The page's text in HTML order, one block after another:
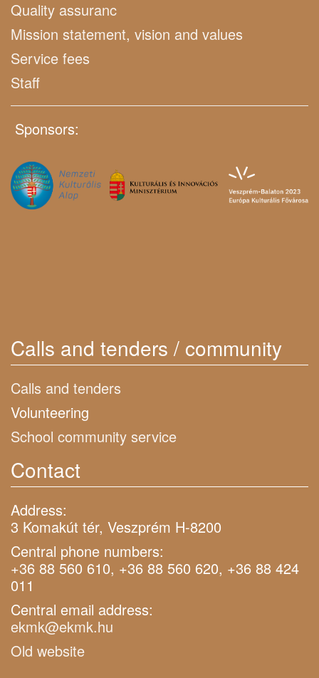
Quality assuranc
Mission statement, vision and values
Service fees
Staff
Sponsors:
Calls and tenders / community
Calls and tenders
Volunteering
School community service
Contact
Address:
3 Komakút tér, Veszprém H-8200
Central phone numbers:
+36 88 560 610, +36 88 560 620, +36 88 424
011
Central email address:
ekmk@ekmk.hu
Old website